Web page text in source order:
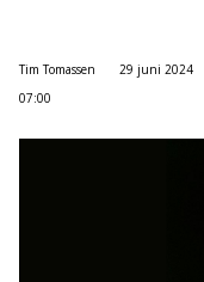
Tim Tomassen
29 juni 2024
07:00